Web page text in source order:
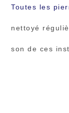
Toutes les
nettoyé
son de ces